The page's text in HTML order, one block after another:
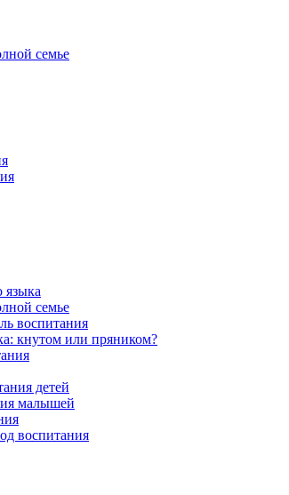
семье
языка
семье
воспитания
кнутом или пряником?
детей
малышей
воспитания